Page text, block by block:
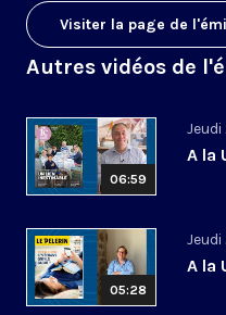
Visiter la page de
Autres vidéos de
06:59
A la
05:28
A la